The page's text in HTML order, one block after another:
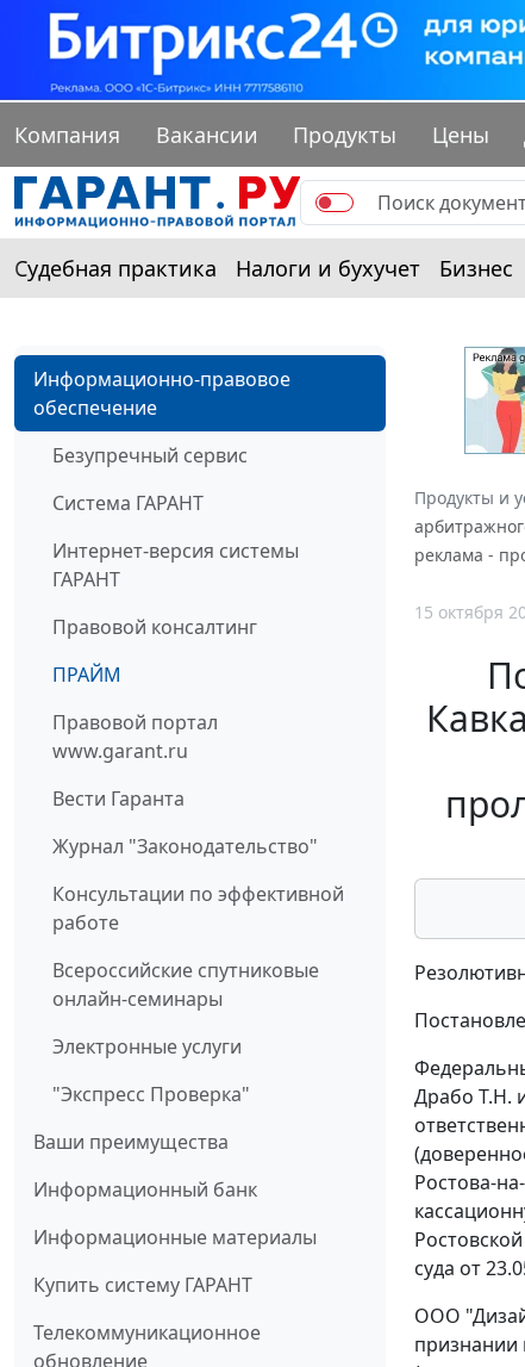
Компания Вакансии Продукты Цены
Судебная практика Налоги и бухучет Бизнес
Информационно-правовое
обеспечение
Безупречный сервис
Система ГАРАНТ
Интернет-версия системы
ГАРАНТ
Правовой консалтинг
ПРАЙМ
Правовой портал
www.garant.ru
Вести Гаранта
Журнал "Законодательство"
Консультации по эффективной
работе
Всероссийские спутниковые
онлайн-семинары
Электронные услуги
"Экспресс Проверка"
Ваши преимущества
Информационный банк
Информационные материалы
Купить систему ГАРАНТ
Телекоммуникационное
обновление
Продукты и
реклама -
15 октября
Драбо Т.Н.
Ростова-
суда от
ООО
признании